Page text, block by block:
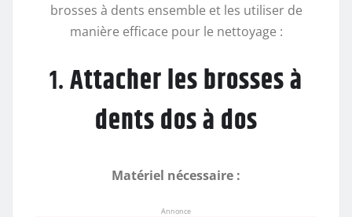
brosses à dents ensemble et les utiliser de
manière efficace pour le nettoyage :
1.Attacher les brosses à
dents dos à dos
Matériel nécessaire :
Annonce